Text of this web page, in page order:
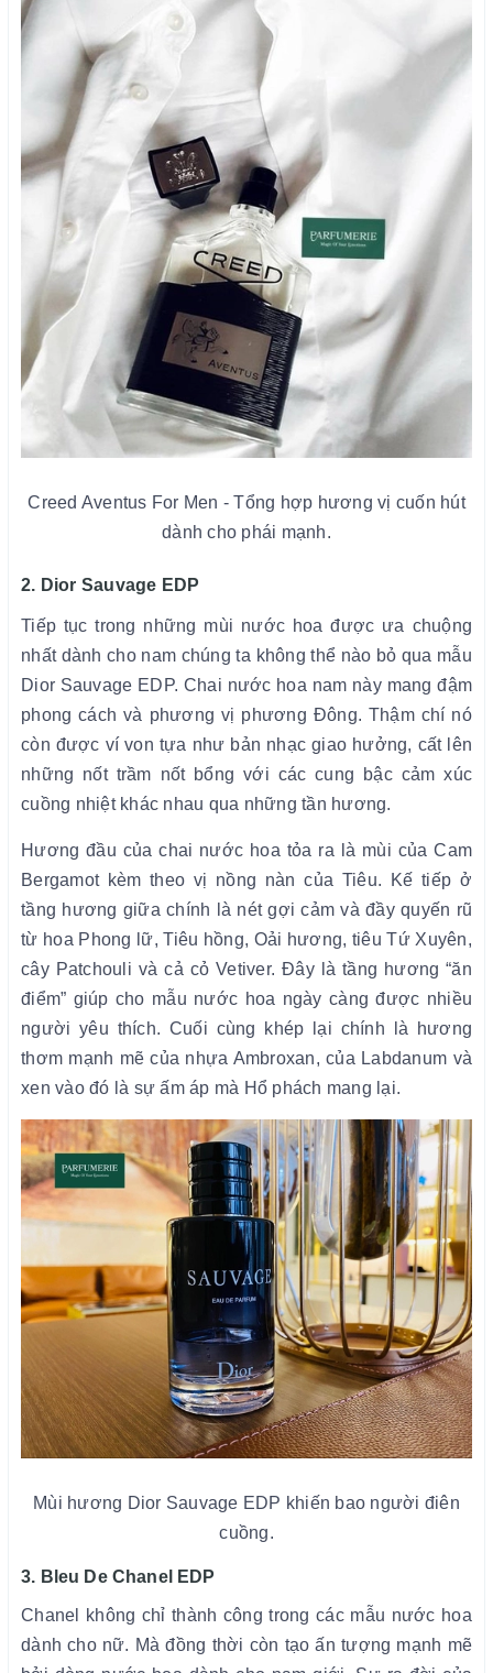
Creed Aventus For Men - Tổng hợp hương vị cuốn hút
dành cho phái mạnh.
2. Dior Sauvage EDP
Tiếp tục trong những mùi nước hoa được ưa chuộng
nhất dành cho nam chúng ta không thể nào bỏ qua mẫu
Dior Sauvage EDP. Chai nước hoa nam này mang đậm
phong cách và phương vị phương Đông. Thậm chí nó
còn được ví von tựa như bản nhạc giao hưởng, cất lên
những nốt trầm nốt bổng với các cung bậc cảm xúc
cuồng nhiệt khác nhau qua những tần hương.
Hương đầu của chai nước hoa tỏa ra là mùi của Cam
Bergamot kèm theo vị nồng nàn của Tiêu. Kế tiếp ở
tầng hương giữa chính là nét gợi cảm và đầy quyến rũ
từ hoa Phong lữ, Tiêu hồng, Oải hương, tiêu Tứ Xuyên,
cây Patchouli và cả cỏ Vetiver. Đây là tầng hương “ăn
điểm” giúp cho mẫu nước hoa ngày càng được nhiều
người yêu thích. Cuối cùng khép lại chính là hương
thơm mạnh mẽ của nhựa Ambroxan, của Labdanum và
xen vào đó là sự ấm áp mà Hổ phách mang lại.
Mùi hương Dior Sauvage EDP khiến bao người điên
cuồng.
3. Bleu De Chanel EDP
Chanel không chỉ thành công trong các mẫu nước hoa
dành cho nữ. Mà đồng thời còn tạo ấn tượng mạnh mẽ